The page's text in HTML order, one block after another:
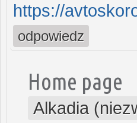
https://
odpowiedz
Home page
Alkadia